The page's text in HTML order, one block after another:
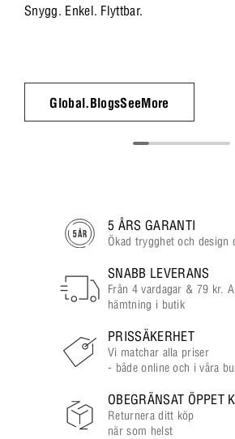
Snygg. Enkel. Flyttbar.
Global.BlogsSeeMore
5 ÅRS GARANTI
Ökad trygghet och design
SNABB LEVERANS
Från 4 vardagar & 79 kr.
hämtning i butik
PRISSÄKERHET
Vi matchar alla priser
- både online och i våra
OBEGRÄNSAT ÖPPET
Returnera ditt köp
när som helst